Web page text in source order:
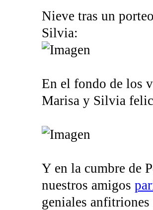
Nieve tras un
Silvia:
En el fondo de los
Marisa y Silvia
Y en la cumbre de
nuestros amigos
geniales